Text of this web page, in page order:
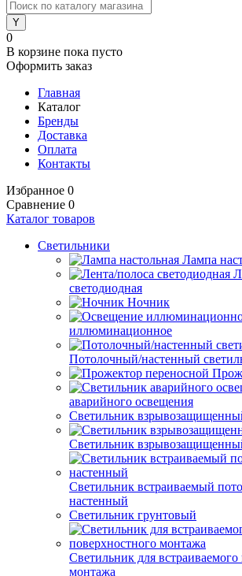
0
В корзине пока пусто
Оформить заказ
Главная
Каталог
Бренды
Доставка
Оплата
Контакты
Избранное 0
Сравнение 0
Каталог товаров
Светильники
Лампа
светодиодная
Ночник
иллюминационное
Потолочный/настенный
аварийного освещения
Светильник
Светильник
Светильник встраиваемый
настенный
Светильник грунтовый
Светильник для
монтажа